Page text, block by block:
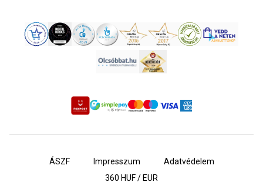
ÁSZF Impresszum
Adatvédelem
360 HUF / EUR